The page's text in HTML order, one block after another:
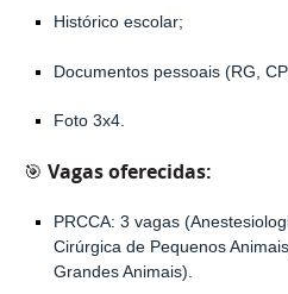
Histórico escolar;
Documentos pessoais (RG,
Foto 3x4.
🎯 Vagas oferecidas:
PRCCA: 3 vagas
Cirúrgica de Pequenos
Grandes Animais).